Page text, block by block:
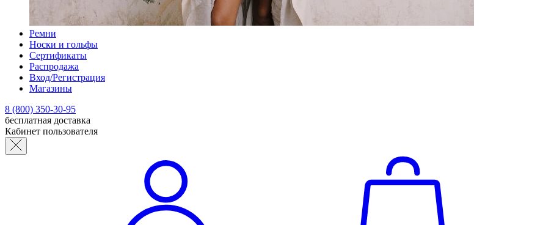
Ремни
Носки и гольфы
Сертификаты
Распродажа
Вход/Регистрация
Магазины
8 (800) 350-30-95
бесплатная доставка
Кабинет пользователя